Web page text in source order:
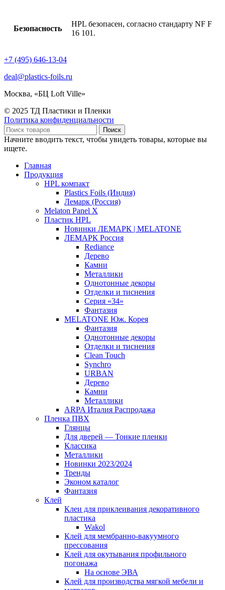
Безопасность
HPL безопасен, согласно стандарту NF F
16 101.
+7 (495) 646-13-04
deal@plastics-foils.ru
Москва, «БЦ Loft Ville»
© 2025 ТД Пластики и Пленки
Политика конфиденциальности
Поиск
Начните вводить текст, чтобы увидеть товары, которые вы
ищете.
Главная
Продукция
HPL компакт
Plastics Foils (Индия)
Лемарк (Россия)
Melaton Panel X
Пластик HPL
Новинки ЛЕМАРК | MELATONE
ЛЕМАРК Россия
Rediance
Дерево
Камни
Металлики
Однотонные декоры
Отделки и тиснения
Серия «34»
Фантазия
MELATONE Юж. Корея
Фантазия
Однотонные декоры
Отделки и тиснения
Clean Touch
Synchro
URBAN
Дерево
Камни
Металлики
ARPA Италия Распродажа
Пленка ПВХ
Глянцы
Для дверей — Тонкие пленки
Классика
Металлики
Новинки 2023/2024
Тренды
Эконом каталог
Фантазия
Клей
Клеи для приклеивания декоративного
пластика
Wakol
Клей для мембранно-вакуумного
прессования
Клей для окутывания профильного
погонажа
На основе ЭВА
Клей для производства мягкой мебели и